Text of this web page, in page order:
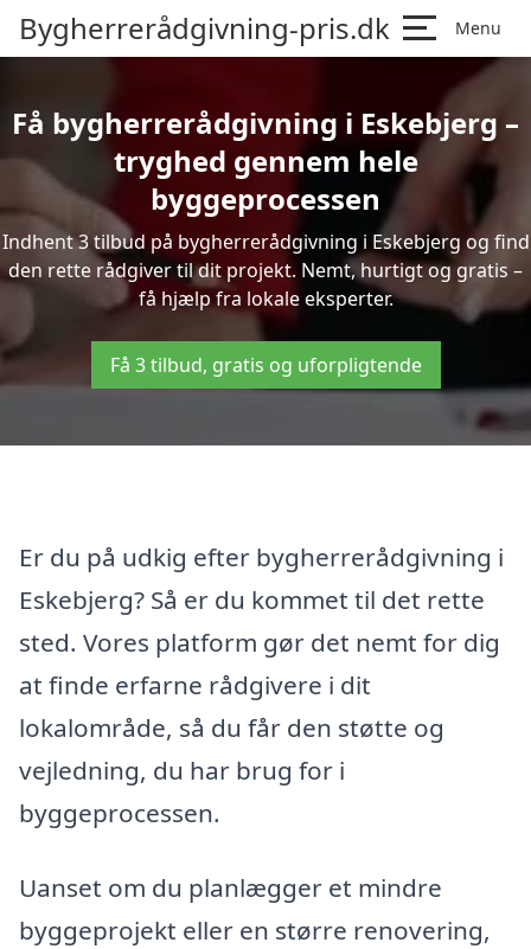
Bygherrerådgivning-pris.dk Menu
Få bygherrerådgivning i Eskebjerg –
tryghed gennem hele
byggeprocessen
Indhent 3 tilbud på bygherrerådgivning i Eskebjerg og find
den rette rådgiver til dit projekt. Nemt, hurtigt og gratis –
få hjælp fra lokale eksperter.
Få 3 tilbud, gratis og uforpligtende
Er du på udkig efter bygherrerådgivning i
Eskebjerg? Så er du kommet til det rette
sted. Vores platform gør det nemt for dig
at finde erfarne rådgivere i dit
lokalområde, så du får den støtte og
vejledning, du har brug for i
byggeprocessen.
Uanset om du planlægger et mindre
byggeprojekt eller en større renovering,